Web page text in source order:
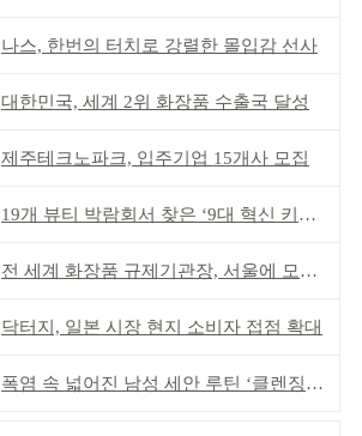
나스, 한번의 터치로 강렬한 몰입감 선사
대한민국, 세계 2위 화장품 수출국 달성
제주테크노파크, 입주기업 15개사 모집
19개 뷰티 박람회서 찾은 ‘9대 혁신 키워드’
전 세계 화장품 규제기관장, 서울에 모인다
닥터지, 일본 시장 현지 소비자 접점 확대
폭염 속 넓어진 남성 세안 루틴 ‘클렌징’ 거래액 급증